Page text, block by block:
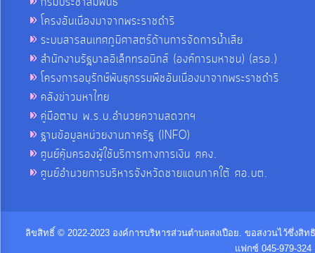
โครงอันเนื่องมาจากพระราชดำริ
ระบบสารสนเทศภูมิศาสตร์ด้านการจัดการน้ำเสีย
สำนักงานรัฐบาลอิเล็กทรอนิกส์ (องค์การมหาชน) (สรอ.)
โครงการอนุรักษ์พันธุกรรมพืชอันเนื่องมาจากพระราชดำริ
คลังข่าวมหาไทย
คู่มือตาม พ.ร.บ.อำนวยความสดวกฯ
ฐานข้อมูลหน่วยงานภาครัฐ (INFO)
ศูนย์คุ้มครองผู้ใช้บริการทางการเงิน ศคง.
ศูนย์อำนวยการบริหารจังหวัดชายแดนภาคใต้ ศอ.บต.
ลิขสิทธิ์ © 2022-2023 องค์การบริหารส่วนตำบลสงเปือย. ขอสงวนไว้ซึ่งสิ
แฟกซ์ 045-979-